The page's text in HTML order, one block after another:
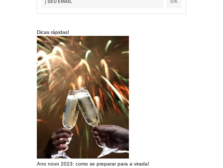
Dicas rápidas!
Ano novo 2023: como se preparar para a virada!